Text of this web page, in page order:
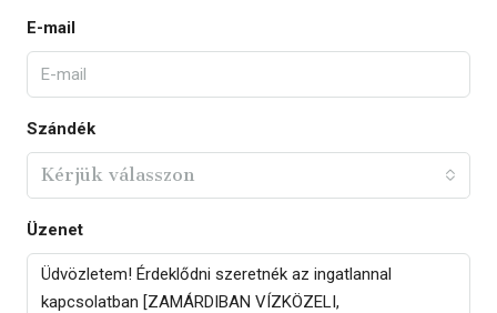
E-mail
Szándék
Kérjük válasszon
Üzenet